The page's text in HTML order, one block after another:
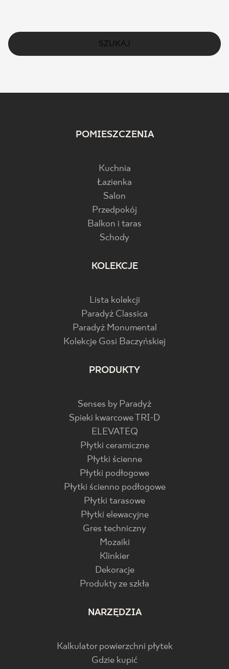
SZUKAJ
POMIESZCZENIA
Kuchnia
Łazienka
Salon
Przedpokój
Balkon i taras
Schody
KOLEKCJE
Lista kolekcji
Paradyż Classica
Paradyż Monumental
Kolekcje Gosi Baczyńskiej
PRODUKTY
Senses by Paradyż
Spieki kwarcowe TRI-D
ELEVATEQ
Płytki ceramiczne
Płytki ścienne
Płytki podłogowe
Płytki ścienno podłogowe
Płytki tarasowe
Płytki elewacyjne
Gres techniczny
Mozaiki
Klinkier
Dekoracje
Produkty ze szkła
NARZĘDZIA
Kalkulator powierzchni płytek
Gdzie kupić